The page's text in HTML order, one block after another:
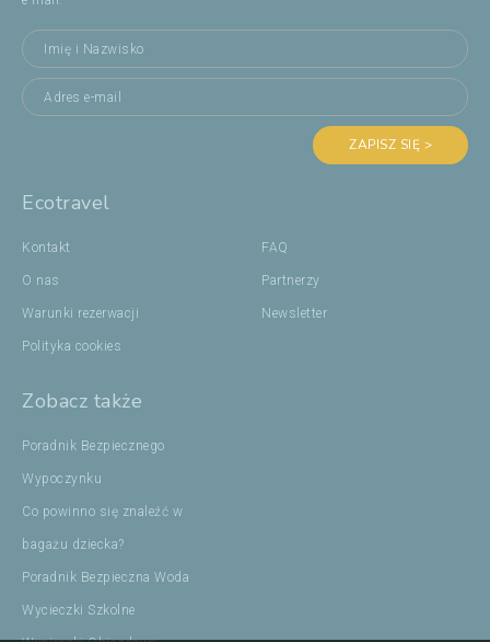
ZAPISZ SIĘ >
Ecotravel
Kontakt
O nas
Warunki rezerwacji
Polityka cookies
FAQ
Partnerzy
Newsletter
Zobacz także
Poradnik Bezpiecznego
Wypoczynku
Co powinno się znaleźć w
bagażu dziecka?
Poradnik Bezpieczna Woda
Wycieczki Szkolne